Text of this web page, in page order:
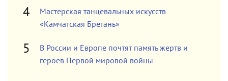
Мастерская танцевальных искусств
«Камчатская Бретань»
В России и Европе почтят память жертв и
героев Первой мировой войны